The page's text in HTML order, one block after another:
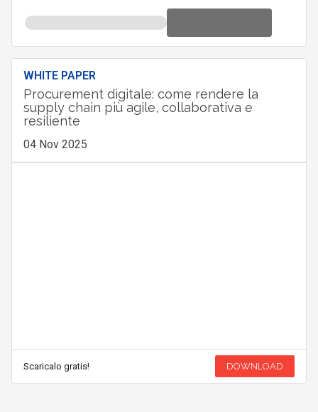
WHITE PAPER
Procurement digitale: come rendere la
supply chain più agile, collaborativa e
resiliente
04 Nov 2025
Scaricalo gratis! DOWNLOAD